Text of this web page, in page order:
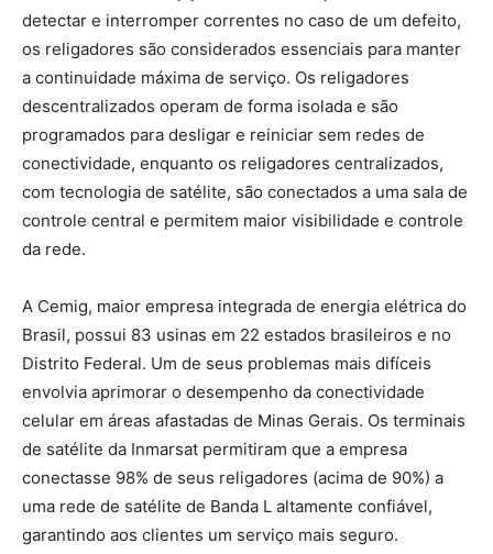
detectar e interromper correntes no caso de um defeito,
os religadores são considerados essenciais para manter
a continuidade máxima de serviço. Os religadores
descentralizados operam de forma isolada e são
programados para desligar e reiniciar sem redes de
conectividade, enquanto os religadores centralizados,
com tecnologia de satélite, são conectados a uma sala de
controle central e permitem maior visibilidade e controle
da rede.
A Cemig, maior empresa integrada de energia elétrica do
Brasil, possui 83 usinas em 22 estados brasileiros e no
Distrito Federal. Um de seus problemas mais difíceis
envolvia aprimorar o desempenho da conectividade
celular em áreas afastadas de Minas Gerais. Os terminais
de satélite da Inmarsat permitiram que a empresa
conectasse 98% de seus religadores (acima de 90%) a
uma rede de satélite de Banda L altamente confiável,
garantindo aos clientes um serviço mais seguro.